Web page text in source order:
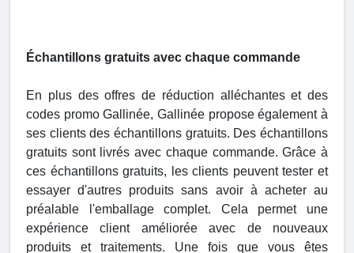
Échantillons gratuits avec chaque commande
En plus des offres de réduction alléchantes et des
codes promo Gallinée, Gallinée propose également à
ses clients des échantillons gratuits. Des échantillons
gratuits sont livrés avec chaque commande. Grâce à
ces échantillons gratuits, les clients peuvent tester et
essayer d'autres produits sans avoir à acheter au
préalable l'emballage complet. Cela permet une
expérience client améliorée avec de nouveaux
produits et traitements. Une fois que vous êtes